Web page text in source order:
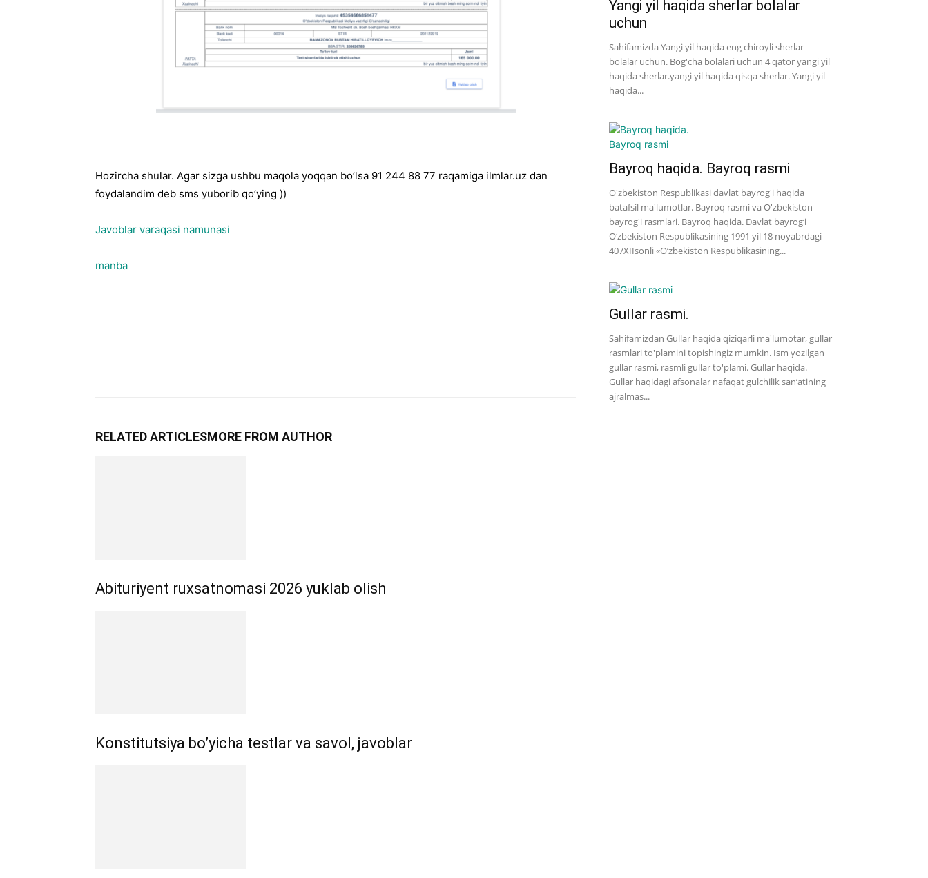
Hozircha shular. Agar sizga ushbu maqola yoqqan bo’lsa 91 244 88 77 raqamiga ilmlar.uz dan
foydalandim deb sms yuborib qo’ying ))
Javoblar varaqasi namunasi
manba
RELATED ARTICLESMORE FROM AUTHOR
Abituriyent ruxsatnomasi 2026 yuklab olish
Konstitutsiya bo’yicha testlar va savol, javoblar
Yangi yil haqida sherlar bolalar
uchun
Sahifamizda Yangi yil haqida eng chiroyli sherlar
bolalar uchun. Bog'cha bolalari uchun 4 qator yangi yil
haqida sherlar.yangi yil haqida qisqa sherlar. Yangi yil
haqida...
Bayroq haqida. Bayroq rasmi
O'zbekiston Respublikasi davlat bayrog'i haqida
batafsil ma'lumotlar. Bayroq rasmi va O'zbekiston
bayrog'i rasmlari. Bayroq haqida. Davlat bayrog‘i
O‘zbekiston Respublikasining 1991 yil 18 noyabrdagi
407­XII­sonli «O‘zbekiston Respublikasining...
Gullar rasmi.
Sahifamizdan Gullar haqida qiziqarli ma'lumotar, gullar
rasmlari to'plamini topishingiz mumkin. Ism yozilgan
gullar rasmi, rasmli gullar to'plami. Gullar haqida.
Gullar haqidagi afsonalar nafaqat gulchilik san’atining
ajralmas...